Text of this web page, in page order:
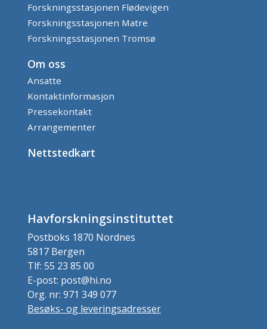
Forskningsstasjonen Flødevigen
Forskningsstasjonen Matre
Forskningsstasjonen Tromsø
Om oss
Ansatte
Kontaktinformasjon
Pressekontakt
Arrangementer
Nettstedkart
Havforskningsinstituttet
Postboks 1870 Nordnes
5817 Bergen
Tlf: 55 23 85 00
E-post: post@hi.no
Org. nr: 971 349 077
Besøks- og leveringsadresser